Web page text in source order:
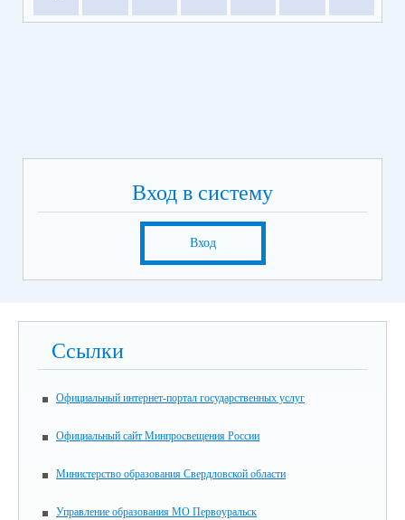
Вход в систему
Вход
Ссылки
Официальный интернет-портал государственных услуг
Официальный сайт Минпросвещения России
Министерство образования Свердловской области
Управление образования МО Первоуральск